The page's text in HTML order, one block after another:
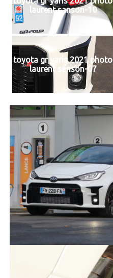
laurent sanson-10
toyota gr yaris 2021 photo
laurent sanson-07